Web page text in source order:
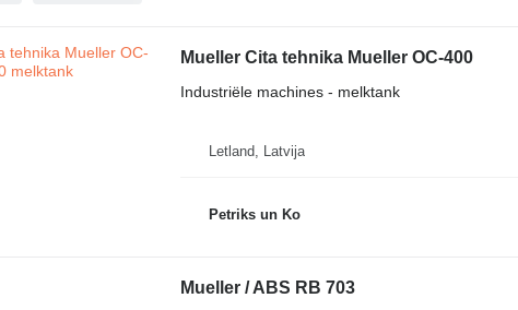
Mueller Cita tehnika Mueller OC-400
Industriële machines - melktank
Letland, Latvija
Petriks un Ko
Mueller / ABS RB 703